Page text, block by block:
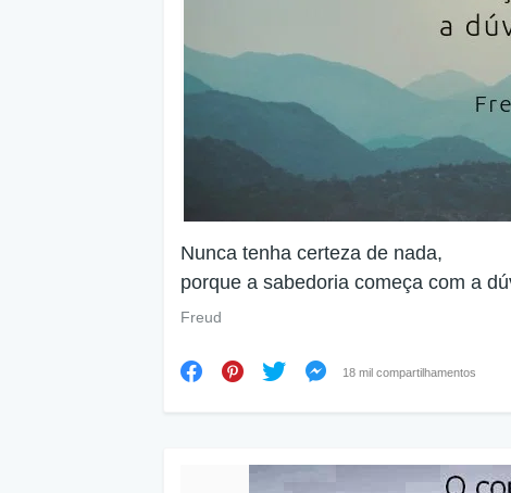
Nunca tenha certeza de nada,
porque a sabedoria começa com a
Freud
18 mil compartilhamentos